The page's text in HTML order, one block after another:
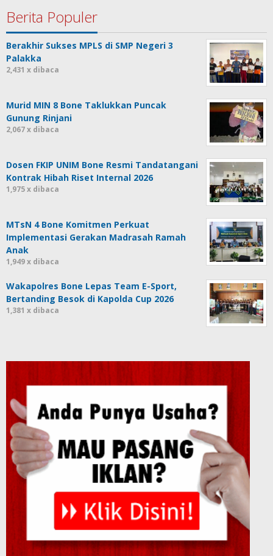
Berita Populer
Berakhir Sukses MPLS di SMP Negeri 3
Palakka
2,431 x dibaca
Murid MIN 8 Bone Taklukkan Puncak
Gunung Rinjani
2,067 x dibaca
Dosen FKIP UNIM Bone Resmi Tandatangani
Kontrak Hibah Riset Internal 2026
1,975 x dibaca
MTsN 4 Bone Komitmen Perkuat
Implementasi Gerakan Madrasah Ramah
Anak
1,949 x dibaca
Wakapolres Bone Lepas Team E-Sport,
Bertanding Besok di Kapolda Cup 2026
1,381 x dibaca